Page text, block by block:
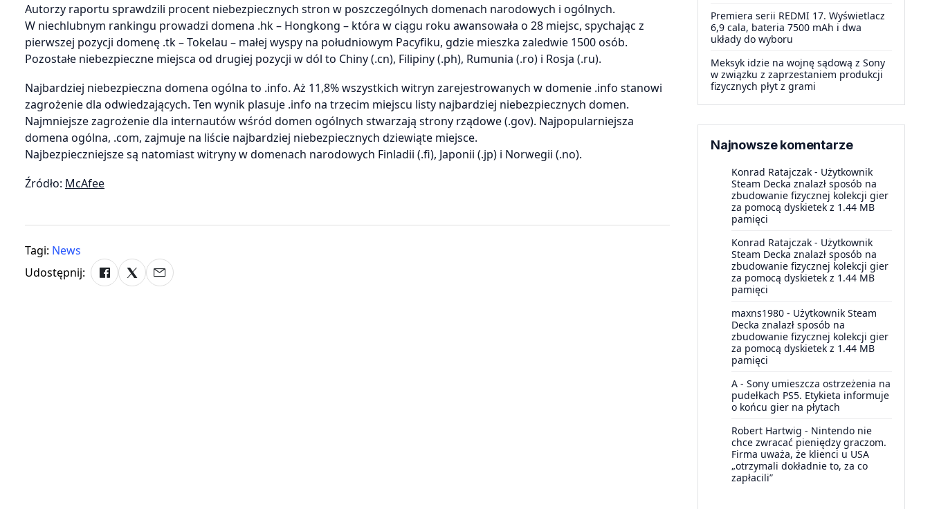
Autorzy raportu sprawdzili procent niebezpiecznych stron w poszczególnych domenach narodowych i ogólnych.
W niechlubnym rankingu prowadzi domena .hk – Hongkong – która w ciągu roku awansowała o 28 miejsc, spychając z
pierwszej pozycji domenę .tk – Tokelau – małej wyspy na południowym Pacyfiku, gdzie mieszka zaledwie 1500 osób.
Pozostałe niebezpieczne miejsca od drugiej pozycji w dól to Chiny (.cn), Filipiny (.ph), Rumunia (.ro) i Rosja (.ru).
Najbardziej niebezpieczna domena ogólna to .info. Aż 11,8% wszystkich witryn zarejestrowanych w domenie .info stanowi
zagrożenie dla odwiedzających. Ten wynik plasuje .info na trzecim miejscu listy najbardziej niebezpiecznych domen.
Najmniejsze zagrożenie dla internautów wśród domen ogólnych stwarzają strony rządowe (.gov). Najpopularniejsza
domena ogólna, .com, zajmuje na liście najbardziej niebezpiecznych dziewiąte miejsce.
Najbezpieczniejsze są natomiast witryny w domenach narodowych Finladii (.fi), Japonii (.jp) i Norwegii (.no).
Źródło: McAfee
Tagi: News
Udostępnij:
Premiera serii REDMI 17. Wyświetlacz
6,9 cala, bateria 7500 mAh i dwa
układy do wyboru
Meksyk idzie na wojnę sądową z Sony
w związku z zaprzestaniem produkcji
fizycznych płyt z grami
Najnowsze komentarze
Konrad Ratajczak - Użytkownik
Steam Decka znalazł sposób na
zbudowanie fizycznej kolekcji gier
za pomocą dyskietek z 1.44 MB
pamięci
Konrad Ratajczak - Użytkownik
Steam Decka znalazł sposób na
zbudowanie fizycznej kolekcji gier
za pomocą dyskietek z 1.44 MB
pamięci
maxns1980 - Użytkownik Steam
Decka znalazł sposób na
zbudowanie fizycznej kolekcji gier
za pomocą dyskietek z 1.44 MB
pamięci
A - Sony umieszcza ostrzeżenia na
pudełkach PS5. Etykieta informuje
o końcu gier na płytach
Robert Hartwig - Nintendo nie
chce zwracać pieniędzy graczom.
Firma uważa, że klienci u USA
„otrzymali dokładnie to, za co
zapłacili”